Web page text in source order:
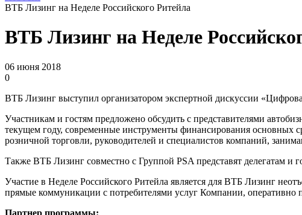
ВТБ Лизинг на Неделе Российского Ритейла
ВТБ Лизинг на Неделе
06 июня 2018
0
ВТБ Лизинг выступил организатором экспертной дискуссии
Участникам и гостям предложено обсудить с представителями
текущем году, современные инструменты финансирования основных
розничной торговли, руководителей и специалистов компаний,
Также ВТБ Лизинг совместно с Группой PSA представят делегатам
Участие в Неделе Российского Ритейла является для ВТБ Лизинг
прямые коммуникации с потребителями услуг Компании, оперативно
Партнер программы: